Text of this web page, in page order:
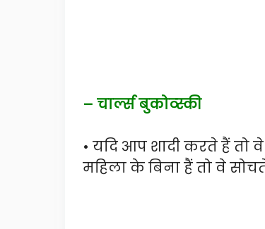
– चार्ल्स बुकोव्स्की
• यदि आप शादी करते हैं
महिला के बिना हैं तो वे